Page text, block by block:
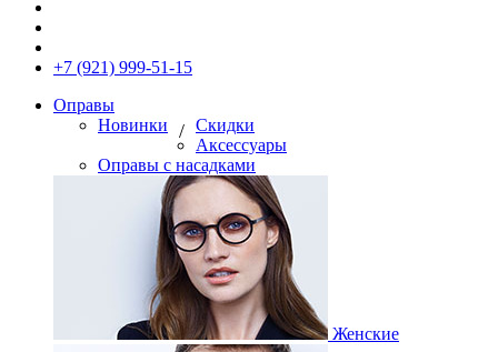
+7 (921) 999-51-15
Оправы
Новинки
/ Скидки
Аксессуары
Оправы с насадками
Женские